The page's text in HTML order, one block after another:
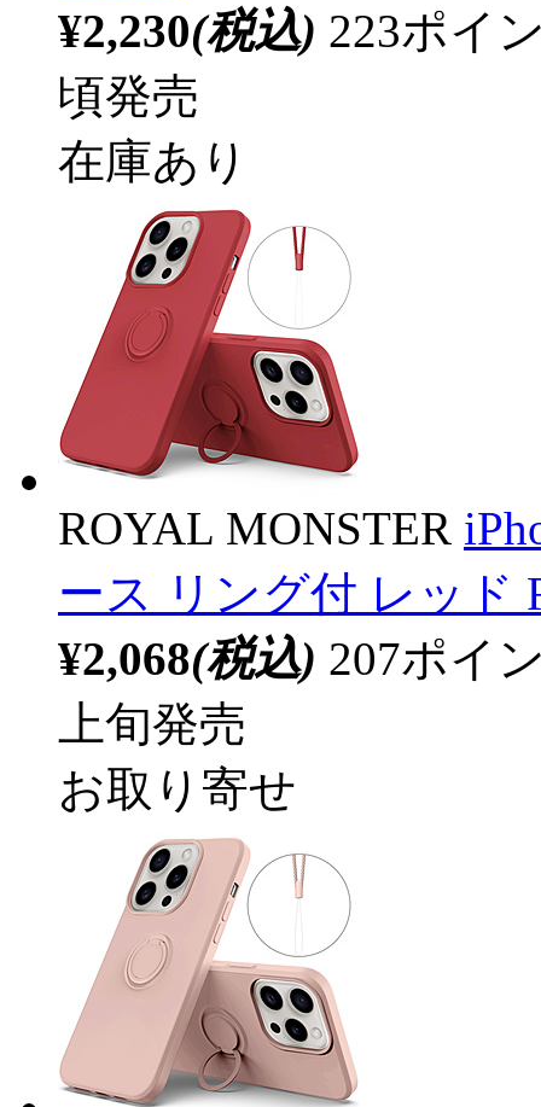
¥2,230(税込) 223ポイ
頃発売
在庫あり
ROYAL MONSTER
ース リング付 レッド
¥2,068(税込) 207ポイ
上旬発売
お取り寄せ